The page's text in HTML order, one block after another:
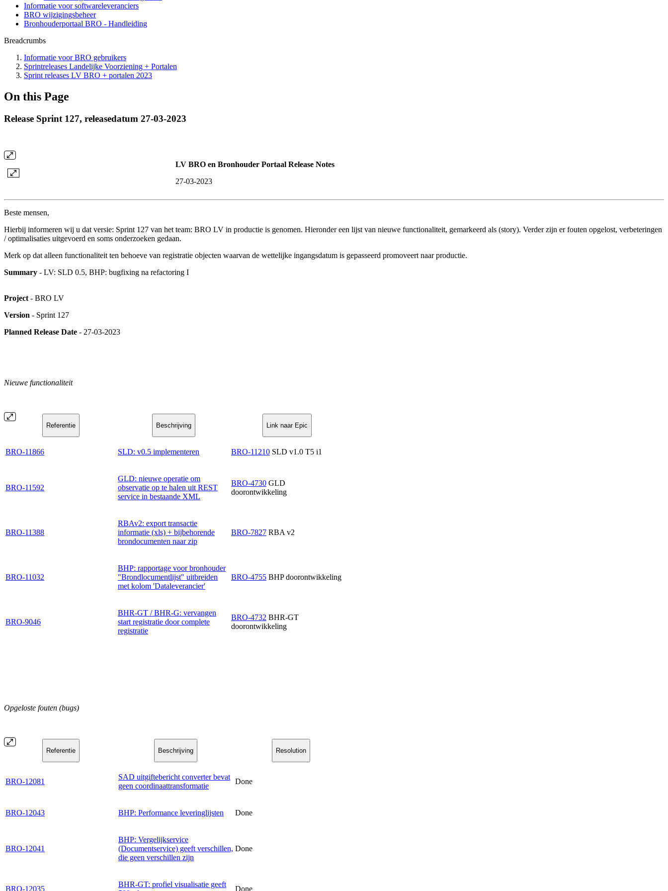
Informatie voor softwareleveranciers
BRO wijzigingsbeheer
Bronhouderportaal BRO - Handleiding
Breadcrumbs
Informatie voor BRO gebruikers
Sprintreleases Landelijke Voorziening + Portalen
Sprint releases LV BRO + portalen 2023
On this Page
Release Sprint 127, releasedatum 27-03-2023
LV BRO en Bronhouder Portaal Release Notes
27-03-2023
Beste mensen,
Hierbij informeren wij u dat versie: Sprint 127 van het team: BRO LV in productie is genomen. Hieronder een lijst van nieuwe functionaliteit, gemarkeerd als (story). Verder zijn er fouten opgelost, verbeteringen
/ optimalisaties uitgevoerd en soms onderzoeken gedaan.
Merk op dat alleen functionaliteit ten behoeve van registratie objecten waarvan de wettelijke ingangsdatum is gepasseerd promoveert naar productie.
Summary - LV: SLD 0.5, BHP: bugfixing na refactoring I
Project - BRO LV
Version - Sprint 127
Planned Release Date - 27-03-2023
Nieuwe functionaliteit
Referentie Beschrijving Link naar Epic
BRO-11866 SLD: v0.5 implementeren BRO-11210 SLD v1.0 T5 i1
BRO-11592
GLD: nieuwe operatie om
observatie op te halen uit REST
service in bestaande XML
BRO-4730 GLD
doorontwikkeling
BRO-11388
RBAv2: export transactie
informatie (xls) + bijbehorende
brondocumenten naar zip
BRO-7827 RBA v2
BRO-11032
BHP: rapportage voor bronhouder
"Brondlocumentlijst" uitbreiden
met kolom 'Dataleverancier'
BRO-4755 BHP doorontwikkeling
BRO-9046
BHR-GT / BHR-G: vervangen
start registratie door complete
registratie
BRO-4732 BHR-GT
doorontwikkeling
Opgeloste fouten (bugs)
Referentie Beschrijving Resolution
BRO-12081
SAD uitgiftebericht converter bevat
geen coordinaattransformatie
Done
BRO-12043 BHP: Performance leveringlijsten Done
BRO-12041
BHP: Vergelijkservice
(Documentservice) geeft verschillen,
die geen verschillen zijn
Done
BRO-12035
BHR-GT: profiel visualisatie geeft
Done